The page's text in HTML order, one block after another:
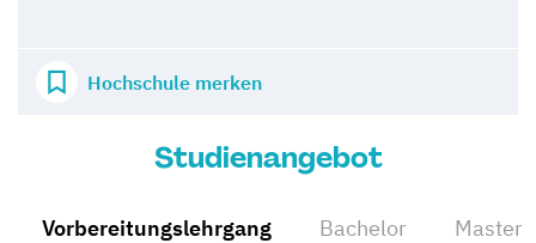
Hochschule merken
Studienangebot
Vorbereitungslehrgang Bachelor Master